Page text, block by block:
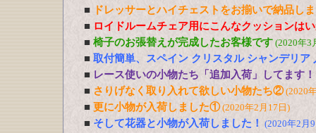
■
ドレッサーとハイチェストをお揃いで納品し
■ ロイドルームチェア用にこんなクッションは
■ 椅子のお張替えが完成したお客様です (2020年3
■ 取付簡単、スペイン クリスタル シャンデリア
■ レース使いの小物たち「追加入荷」してます！
■ さりげなく取り入れて欲しい小物たち②(2020
■ 更に小物が入荷しました①(2020年2月17日)
■ そして花器と小物が入荷しました！ (2020年2月